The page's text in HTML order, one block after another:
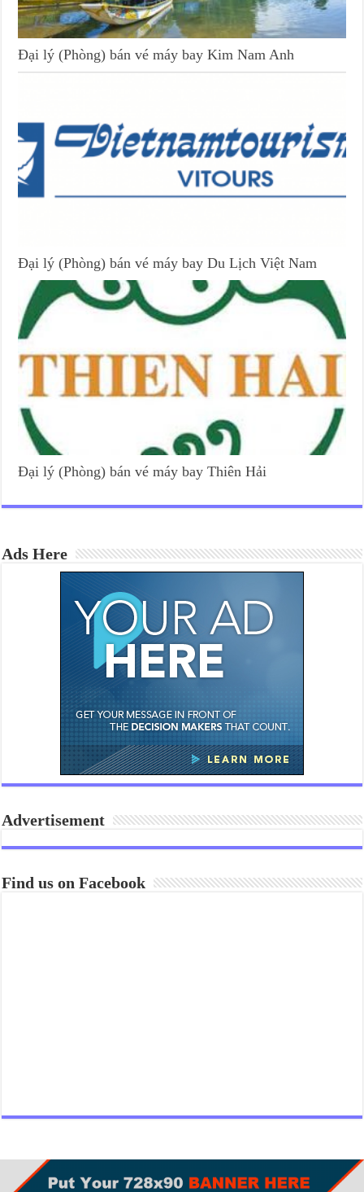
Đại lý (Phòng) bán vé máy bay Kim Nam Anh
Đại lý (Phòng) bán vé máy bay Du Lịch Việt Nam
Đại lý (Phòng) bán vé máy bay Thiên Hải
Ads Here
Advertisement
Find us on Facebook